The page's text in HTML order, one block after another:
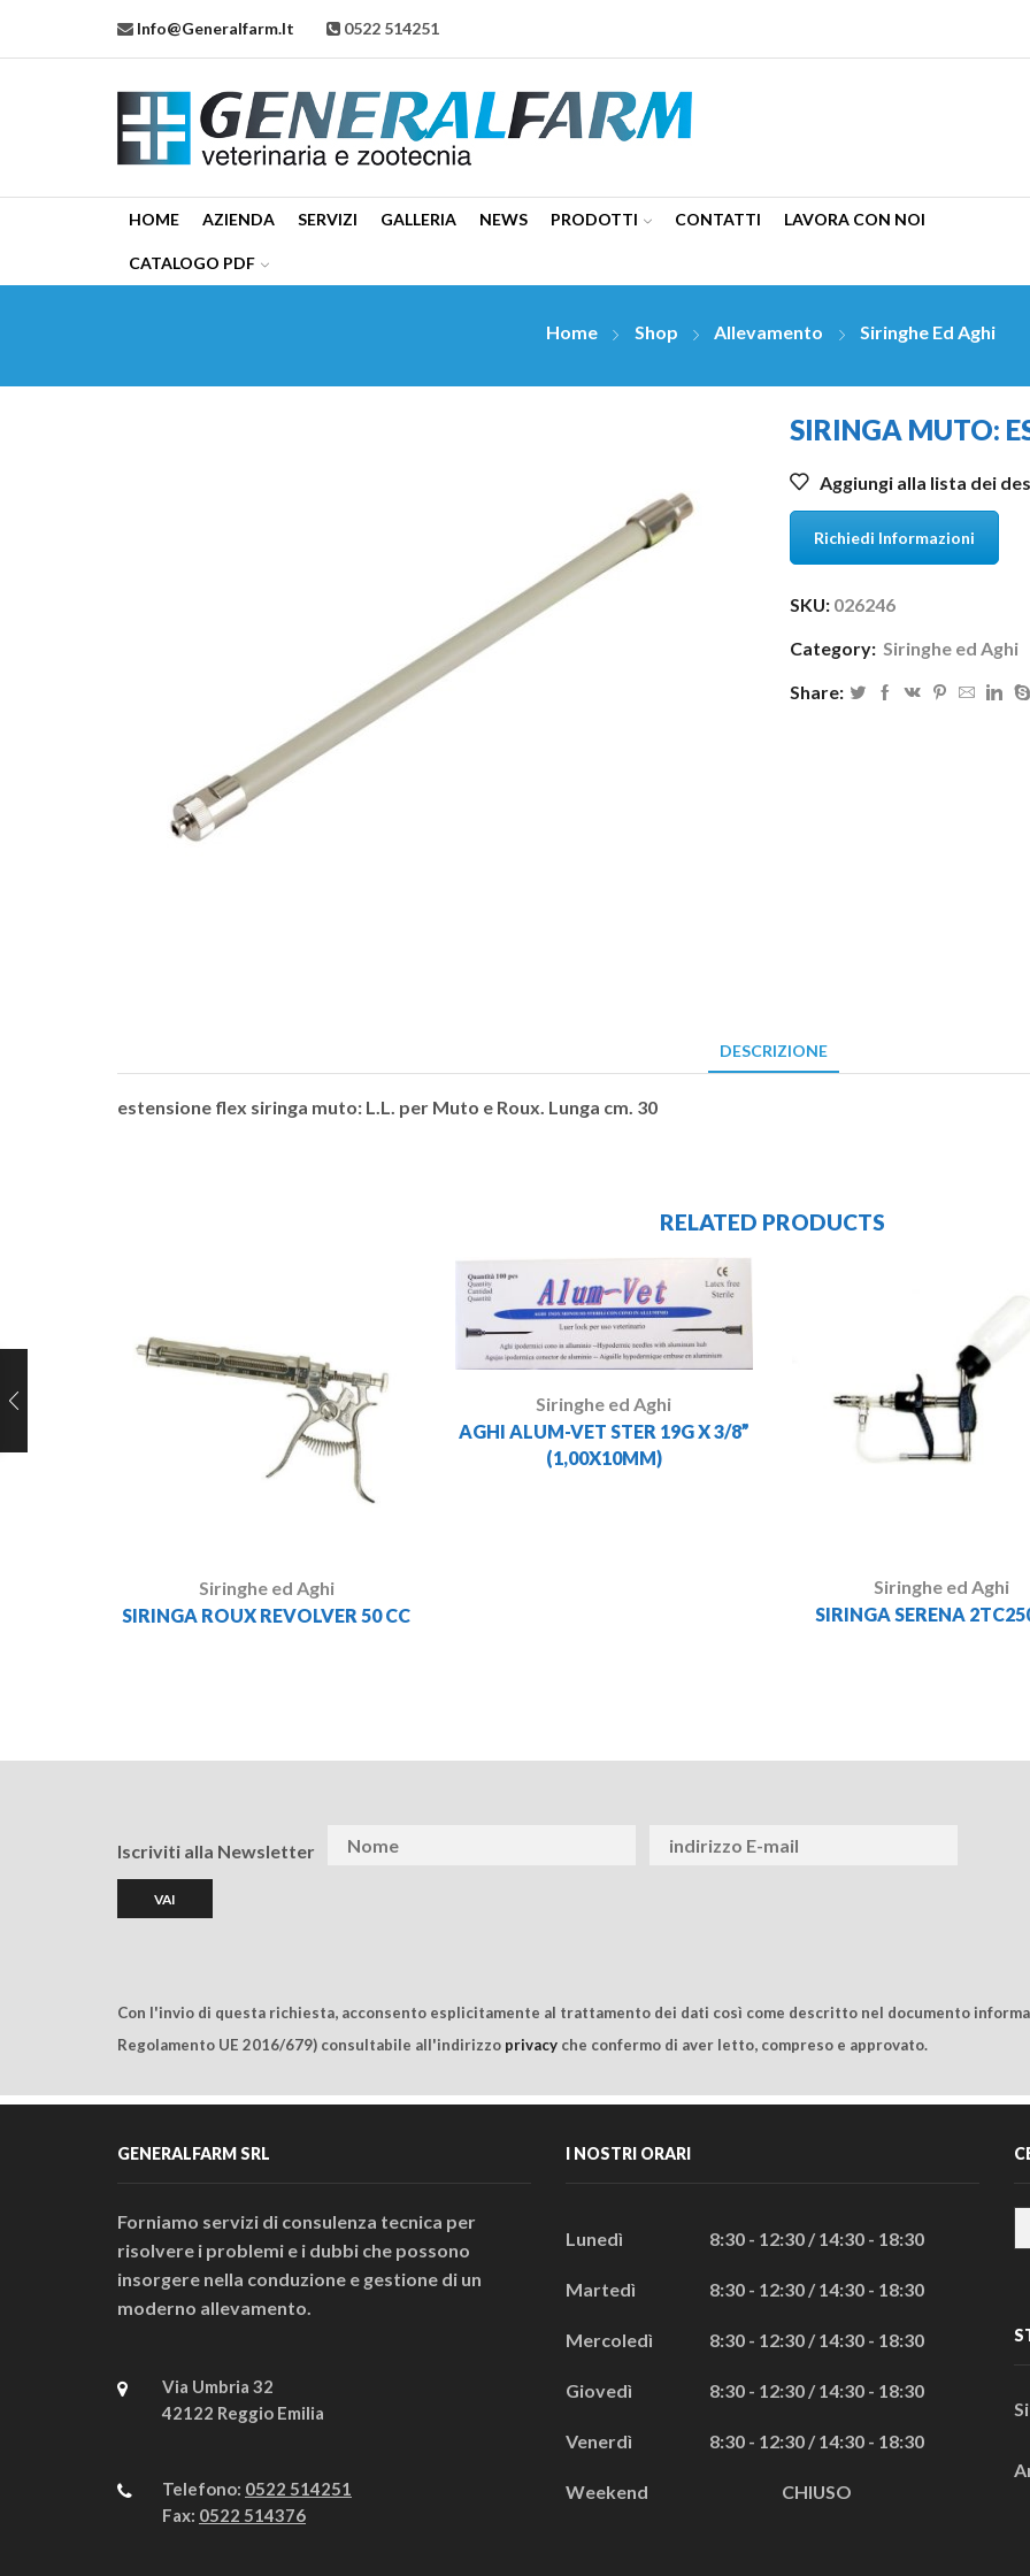
Info@generalfarm.it 0522 514251
HOME AZIENDA SERVIZI GALLERIA NEWS PRODOTTI CONTATTI LAVORA CON NOI
CATALOGO PDF
Home Shop Allevamento Siringhe Ed Aghi
SIRINGA MUTO:
Aggiungi alla lista dei
Richiedi Informazioni
SKU: 026246
Category: Siringhe ed Aghi
Share:
DESCRIZIONE
estensione flex siringa muto: L.L. per Muto e Roux. Lunga cm. 30
RELATED PRODUCTS
Siringhe ed Aghi
SIRINGA ROUX REVOLVER 50 CC
Siringhe ed Aghi
AGHI ALUM-VET STER 19G X 3/8”
(1,00X10MM)
Siringhe ed Aghi
SIRINGA SERENA
Iscriviti alla Newsletter
Con l'invio di questa richiesta, acconsento esplicitamente al trattamento dei dati così come descritto nel documento
Regolamento UE 2016/679) consultabile all'indirizzo privacy che confermo di aver letto, compreso e approvato.
GENERALFARM SRL
Forniamo servizi di consulenza tecnica per
risolvere i problemi e i dubbi che possono
insorgere nella conduzione e gestione di un
moderno allevamento.
Via Umbria 32
42122 Reggio Emilia
Telefono: 0522 514251
Fax: 0522 514376
I NOSTRI ORARI
Lunedì 8:30 - 12:30 / 14:30 - 18:30
Martedì 8:30 - 12:30 / 14:30 - 18:30
Mercoledì 8:30 - 12:30 / 14:30 - 18:30
Giovedì 8:30 - 12:30 / 14:30 - 18:30
Venerdì 8:30 - 12:30 / 14:30 - 18:30
Weekend CHIUSO